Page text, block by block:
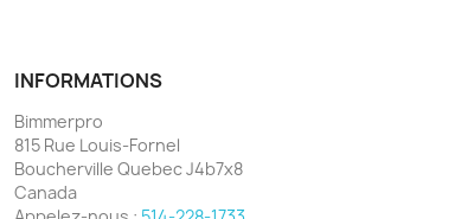
INFORMATIONS
Bimmerpro
815 Rue Louis-Fornel
Boucherville Quebec J4b7x8
Canada